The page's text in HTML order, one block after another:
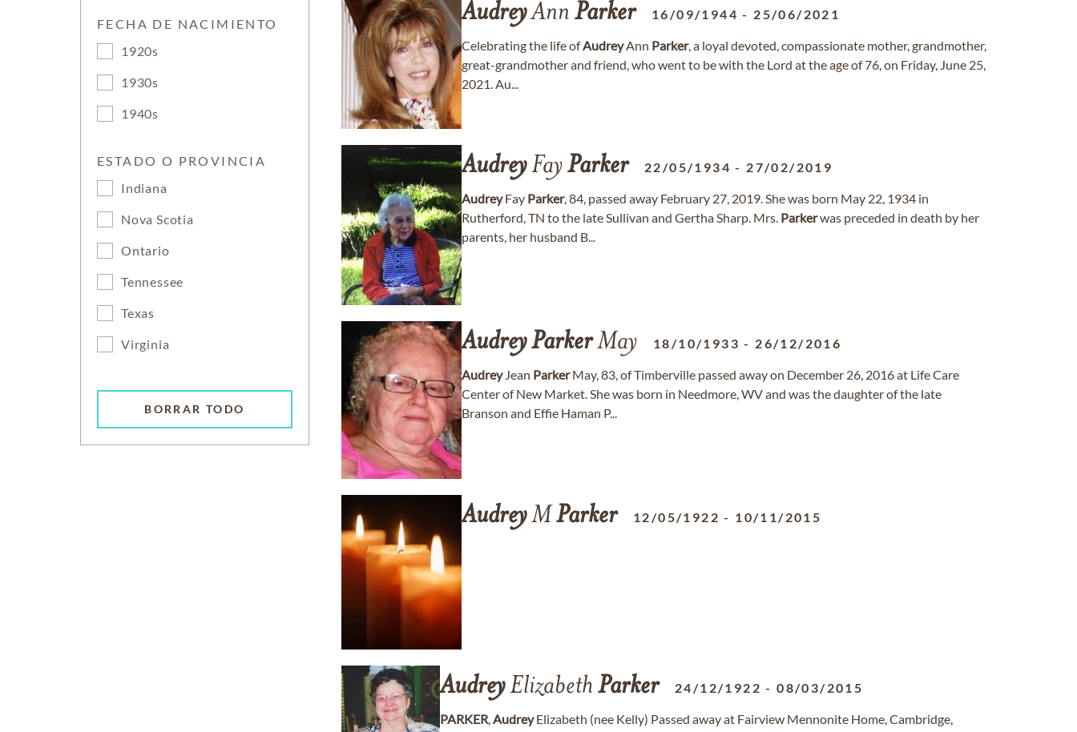
FECHA DE NACIMIENTO
1920s
1930s
1940s
ESTADO O PROVINCIA
Indiana
Nova Scotia
Ontario
Tennessee
Texas
Virginia
BORRAR TODO
AudreyAnn Parker 16/09/1944 - 25/06/2021
Celebrating the life ofAudreyAnn Parker, a loyal devoted, compassionate mother, grandmother,
great-grandmother and friend, who went to be with the Lord at the age of 76, on Friday, June 25,
2021. Au...
AudreyFayParker 22/05/1934 - 27/02/2019
AudreyFay Parker, 84, passed away February 27, 2019. She was born May 22, 1934 in
Rutherford, TN to the late Sullivan and Gertha Sharp. Mrs. Parkerwas preceded in death by her
parents, her husband B...
AudreyParkerMay 18/10/1933 - 26/12/2016
AudreyJean ParkerMay, 83, of Timberville passed away on December 26, 2016 at Life Care
Center of New Market. She was born in Needmore, WV and was the daughter of the late
Branson and Effie Haman P...
AudreyM Parker 12/05/1922 - 10/11/2015
AudreyElizabeth Parker 24/12/1922 -08/03/2015
PARKER,AudreyElizabeth (nee Kelly) Passed away at Fairview Mennonite Home, Cambridge,